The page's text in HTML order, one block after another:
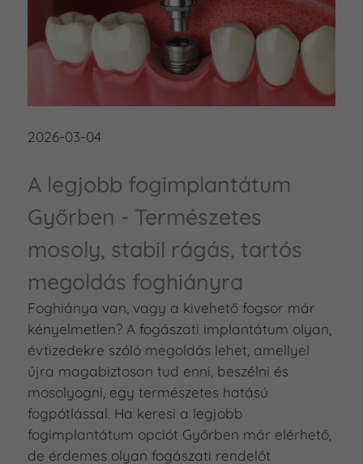
2026-03-04
A legjobb fogimplantátum
Győrben - Természetes
mosoly, stabil rágás, tartós
megoldás foghiányra
Foghiánya van, vagy a kivehető fogsor már
kényelmetlen? A fogászati implantátum olyan,
évtizedekre szóló megoldás lehet, amellyel
újra magabiztosan tud enni, beszélni és
mosolyogni, egy természetes hatású
fogpótlással. Ha keresi a legjobb
fogimplantátum opciót Győrben már elérhető,
de érdemes olyan fogászati rendelőt